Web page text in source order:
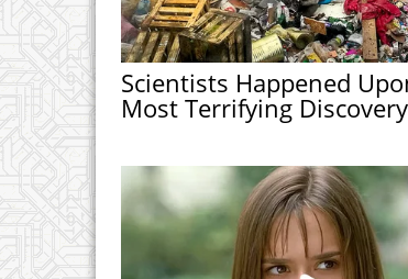
Scientists Happened
Most Terrifying Discovery